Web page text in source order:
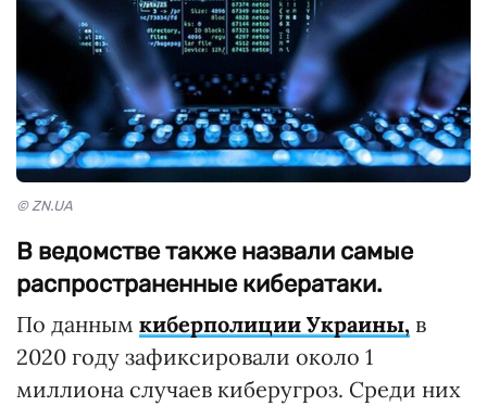
© ZN.UA
В ведомстве также назвали самые
распространенные кибератаки.
По данным киберполиции Украины, в
2020 году зафиксировали около 1
миллиона случаев киберугроз. Среди них